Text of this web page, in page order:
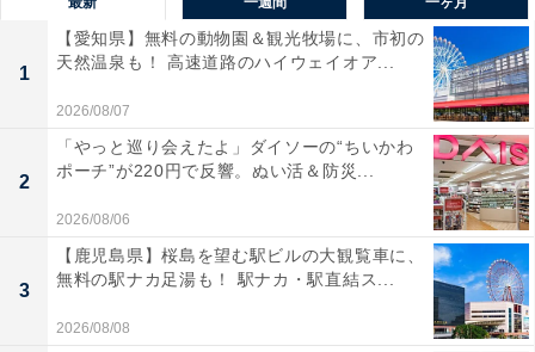
1
【愛知県】無料の動物園＆観光牧場に、市初の
天然温泉も！ 高速道路のハイウェイオア...
2026/08/07
2
「やっと巡り会えたよ」ダイソーの“ちいかわ
ポーチ”が220円で反響。ぬい活＆防災...
2026/08/06
3
【鹿児島県】桜島を望む駅ビルの大観覧車に、
無料の駅ナカ足湯も！ 駅ナカ・駅直結ス...
2026/08/08